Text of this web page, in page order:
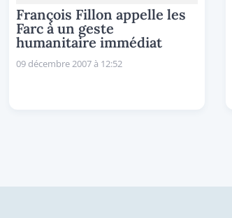
François Fillon appelle les
Farc à un geste
humanitaire immédiat
09 décembre 2007 à 12:52